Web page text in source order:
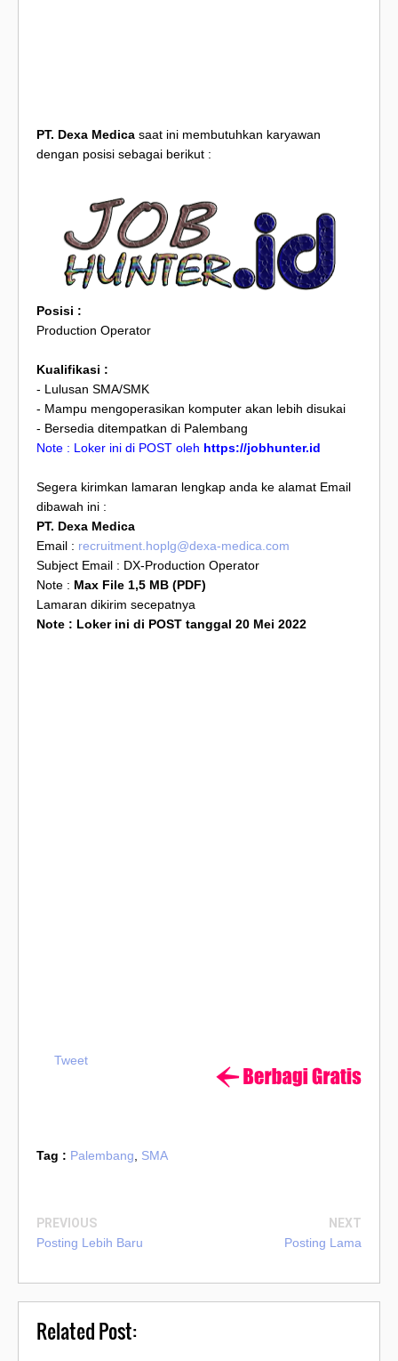
PT. Dexa Medica saat ini membutuhkan karyawan
dengan posisi sebagai berikut :
Posisi :
Production Operator
Kualifikasi :
- Lulusan SMA/SMK
- Mampu mengoperasikan komputer akan lebih disukai
- Bersedia ditempatkan di Palembang
Note : Loker ini di POST oleh https://jobhunter.id
Segera kirimkan lamaran lengkap anda ke alamat Email
dibawah ini :
PT. Dexa Medica
Email : recruitment.hoplg@dexa-medica.com
Subject Email : DX-Production Operator
Note : Max File 1,5 MB (PDF)
Lamaran dikirim secepatnya
Note : Loker ini di POST tanggal 20 Mei 2022
Tweet
Tag : Palembang SMA
PREVIOUS
Posting Lebih Baru
NEXT
Posting Lama
Related Post: